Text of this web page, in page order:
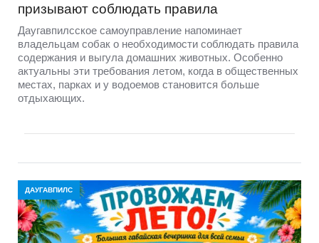
призывают соблюдать правила
Даугавпилсское самоуправление напоминает
владельцам собак о необходимости соблюдать правила
содержания и выгула домашних животных. Особенно
актуальны эти требования летом, когда в общественных
местах, парках и у водоемов становится больше
отдыхающих.
ДАУГАВПИЛС